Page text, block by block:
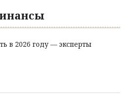
в 2026 году — эксперты